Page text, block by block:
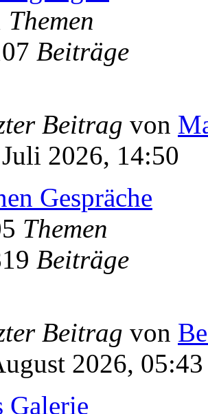
Themen
Beiträge
Beitrag von
2026, 14:50
Gespräche
Themen
Beiträge
Beitrag von
2026, 05:43
Galerie